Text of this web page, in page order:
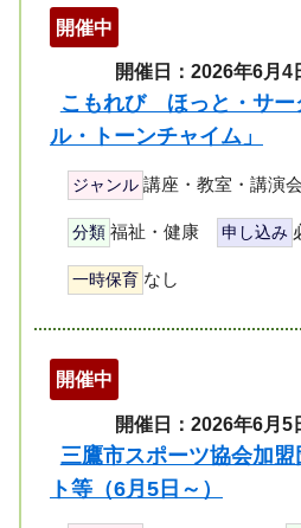
開催中
開催日：2026年6月4
こもれび ほっと・サー
ル・トーンチャイム」
ジャンル 講座・教室・講演会
分類 福祉・健康 申し込み
一時保育 なし
開催中
開催日：2026年6月5
三鷹市スポーツ協会加
ト等（6月5日～）